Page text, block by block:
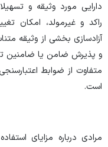
دارایی مورد وثیقه و
راکد و غیرمولد، امکان
آزادسازی بخشی از وثیقه
و پذیرش ضامن یا ضامنین
متفاوت از ضوابط
است.
مرادی درباره مزایای